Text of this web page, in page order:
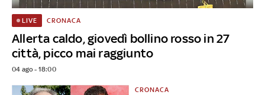
Allerta caldo, giovedì bollino rosso in 27
città, picco mai raggiunto
LIVE CRONACA
04 ago - 18:00
CRONACA